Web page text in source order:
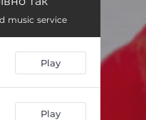
music service
Play
Play